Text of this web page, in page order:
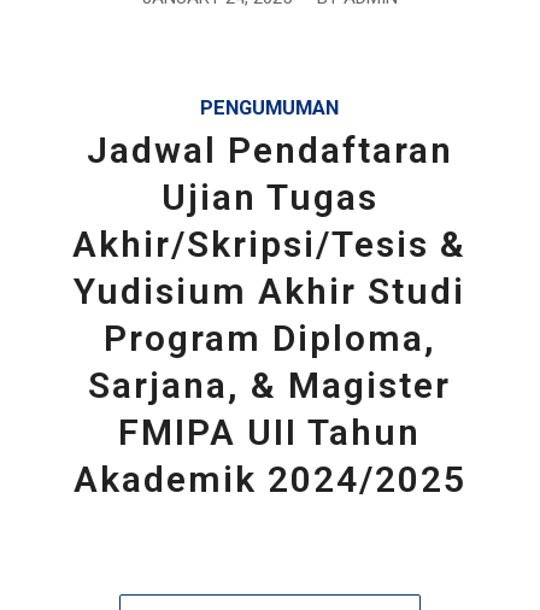
PENGUMUMAN
Jadwal Pendaftaran
Ujian Tugas
Akhir/Skripsi/Tesis &
Yudisium Akhir Studi
Program Diploma,
Sarjana, & Magister
FMIPA UII Tahun
Akademik 2024/2025